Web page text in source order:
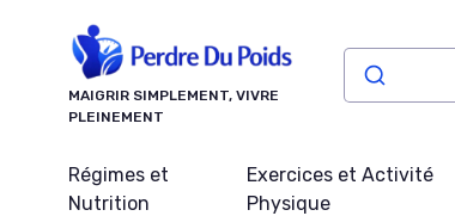
MAIGRIR SIMPLEMENT, VIVRE
PLEINEMENT
Régimes et
Nutrition
Exercices et Activité
Physique